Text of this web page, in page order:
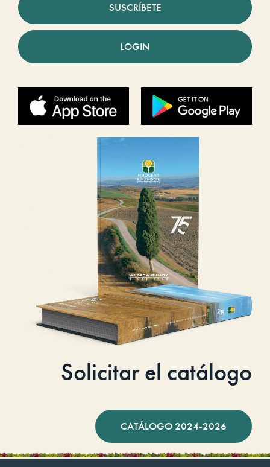
SUSCRÍBETE
LOGIN
Solicitar el catálogo
CATÁLOGO 2024-2026